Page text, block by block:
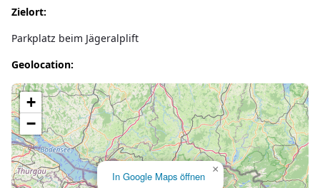
Zielort:
Parkplatz beim Jägeralplift
Geolocation:
Lade Karte...
In Google Maps öffnen
×
+
−